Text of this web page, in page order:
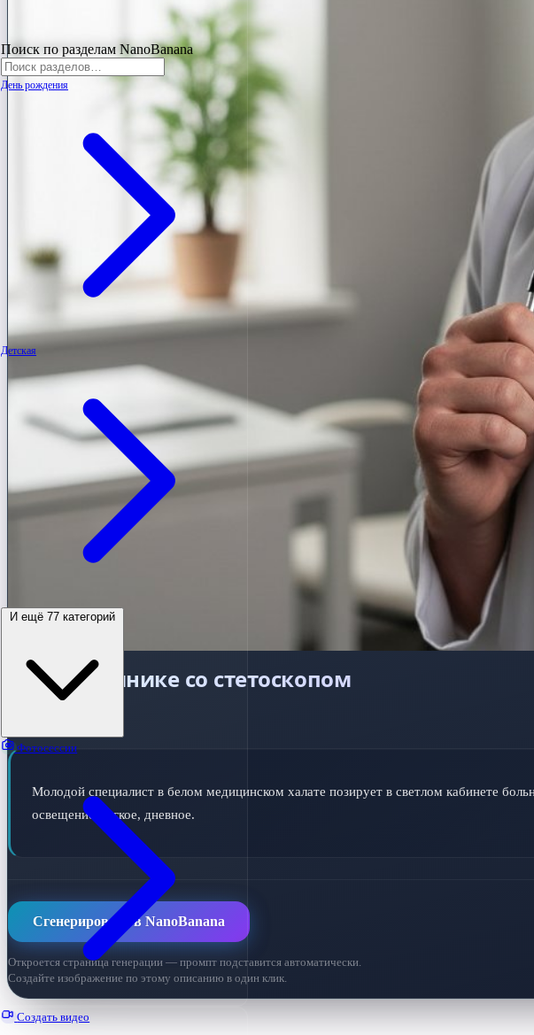
Поиск по разделам NanoBanana
День рождения
Детская
И ещё 77 категорий
Фотосессии
Создать видео
Врач в клинике со стетоскопом
Молодой специалист в белом медицинском халате позирует в светлом кабинете
освещение мягкое, дневное.
Сгенерировать в NanoBanana
Откроется страница генерации — промпт подставится автоматически.
Создайте изображение по этому описанию в один клик.